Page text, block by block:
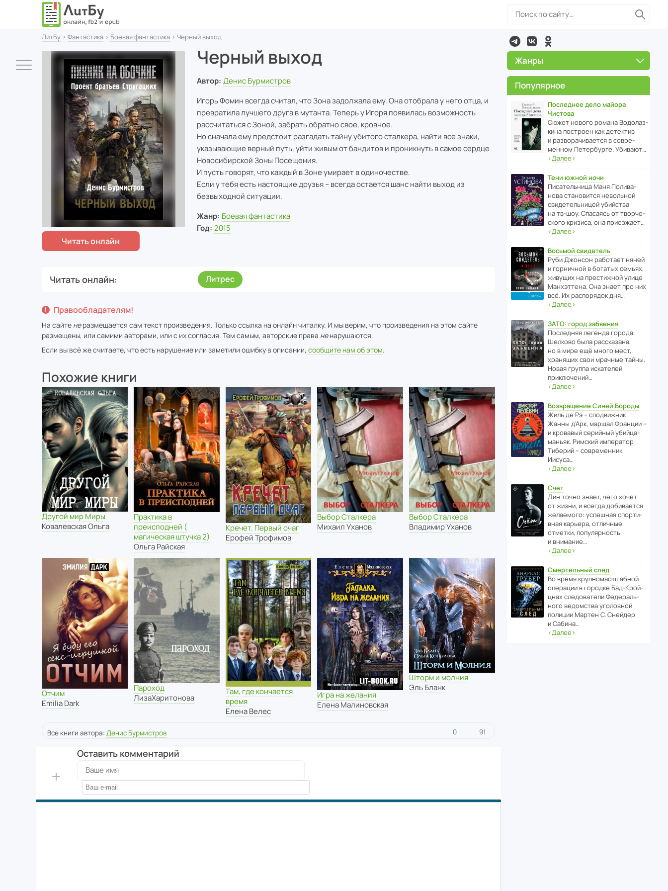
ЛитБу › Фантастика › Боевая фантастика › Черный выход
Черный выход
Автор: Денис Бурмистров
Игорь Фомин всегда считал, что Зона задолжала ему. Она отобрала у него отца, и
превратила лучшего друга в мутанта. Теперь у Игоря появилась возможность
рассчитаться с Зоной, забрать обратно свое, кровное.
Но сначала ему предстоит разгадать тайну убитого сталкера, найти все знаки,
указывающие верный путь, уйти живым от бандитов и проникнуть в самое сердце
Новосибирской Зоны Посещения.
И пусть говорят, что каждый в Зоне умирает в одиночестве.
Если у тебя есть настоящие друзья – всегда остается шанс найти выход из
безвыходной ситуации.
Жанр: Боевая фантастика
Год: 2015
Читать онлайн Литрес
Правообладателям!
На сайте неразмещается сам текст произведения. Только ссылка на онлайн читалку. И мы верим, что произведения на этом сайте
размещены, или самими авторами, или с их согласия. Тем самым, авторские права ненарушаются.
Если вы всё же считаете, что есть нарушение или заметили ошибку в описании, сообщите нам об этом.
Похожие книги
Другой мир Миры
Ковалевская Ольга
Практика в
преисподней (
магическая штучка 2)
Ольга Райская
Кречет. Первый очаг
Ерофей Трофимов
Выбор Сталкера
Михаил Уханов
Выбор Сталкера
Владимир Уханов
Отчим
Emilia Dark
Пароход
ЛизаХаритонова
Там, где кончается
время
Елена Велес
Игра на желания
Елена Малиновская
Шторм и молния
Эль Бланк
Все книги автора: Денис Бурмистров 0 91
Оставить комментарий
Жанры
Популярное
Последнее дело майора
Чистова
Сюжет нового романа Водо­ла­з­
кина пост­роен как дете­ктив
и разво­ра­чи­ва­ется в совре­
менном Пете­р­бурге. Убивают…
‹Далее›
Тени южной ночи
Писа­тель­ница Маня Поли­ва­
нова стано­вится невольной
свиде­тель­ницей убийства
на тв-шоу. Спасаясь от твор­че­
с­кого кризиса, она приезжает…
‹Далее›
Восьмой свидетель
Руби Джонсон рабо­тает няней
и горни­чной в богатых семьях,
живущих на прес­ти­жной улице
Манх­эт­тена. Она знает про них
всё. Их распо­рядок дня…
‹Далее›
ЗАТО: город забвения
После­дняя легенда города
Шелково была расска­зана,
но в мире ещё много мест,
хранящих свои мрачные тайны.
Новая группа иска­телей
приключений…
‹Далее›
Возвращение Синей Бороды
Жиль де Рэ – спод­ви­жник
Жанны д’Арк, маршал Франции –
и кровавый серийный убийца-
маньяк. Римский импе­ратор
Тиберий – совре­менник
Иисуса…
‹Далее›
Счет
Дин точно знает, чего хочет
от жизни, и всегда доби­ва­ется
жела­е­мого: успе­шная спор­ти­
вная карьера, отли­чные
отметки, попу­ля­р­ность
и внимание…
‹Далее›
Смертельный след
Во время круп­но­мас­ш­та­бной
операции в городке Бад‑Крой­
цнах следо­ва­тели Феде­раль­
ного ведомства уголо­вной
полиции Мартен С. Снейдер
и Сабина…
‹Далее›